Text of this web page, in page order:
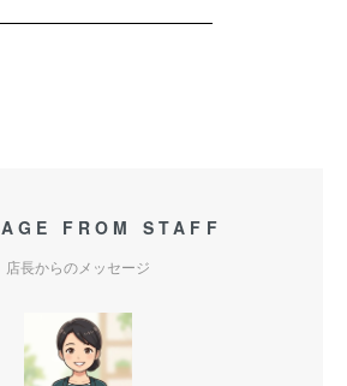
FROM STAFF
店長からのメッセージ